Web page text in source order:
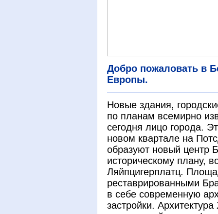
Добро пожаловать в
Европы.
Новые здания,
по планам всемирно
сегодня лицо города.
новом квартале на
образуют новый центр
историческому плану,
Ляйпцигерплатц.
реставрированными
в себе современную
застройки.